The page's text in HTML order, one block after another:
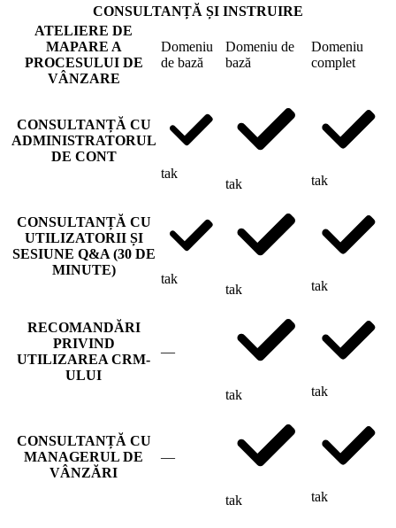
CONSULTANȚĂ ȘI INSTRUIRE
ATELIERE DE
MAPARE A
PROCESULUI DE
VÂNZARE
Domeniu
de bază
Domeniu de
bază
Domeniu
complet
CONSULTANȚĂ CU
ADMINISTRATORUL
DE CONT
tak
tak tak
CONSULTANȚĂ CU
UTILIZATORII ȘI
SESIUNE Q&A (30 DE
MINUTE)
tak
tak tak
RECOMANDĂRI
PRIVIND
UTILIZAREA CRM-
ULUI
—
tak tak
CONSULTANȚĂ CU
MANAGERUL DE
VÂNZĂRI
—
tak tak